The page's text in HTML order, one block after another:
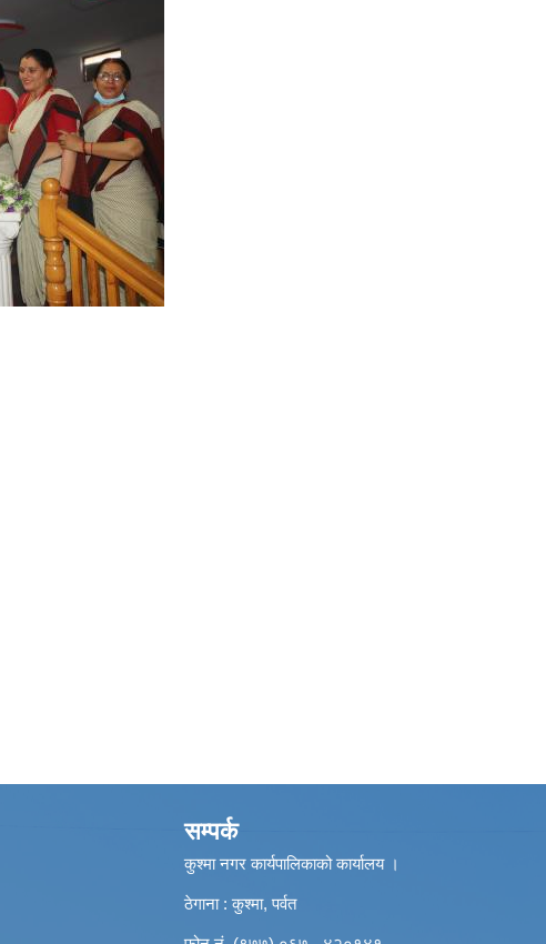
सम्पर्क
कुश्मा नगर कार्यपालिकाको कार्यालय ।
ठेगाना : कुश्मा, पर्वत